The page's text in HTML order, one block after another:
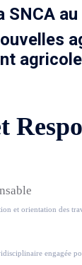
SNCA au
et orientation des
engagée